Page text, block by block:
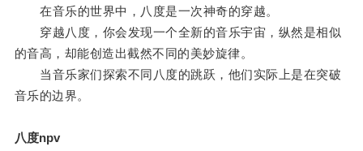
在音乐的世界中，八度是一次神奇的穿越。
穿越八度，你会发现一个全新的音乐宇宙，纵然是相似
的音高，却能创造出截然不同的美妙旋律。
当音乐家们探索不同八度的跳跃，他们实际上是在突破
音乐的边界。
八度npv